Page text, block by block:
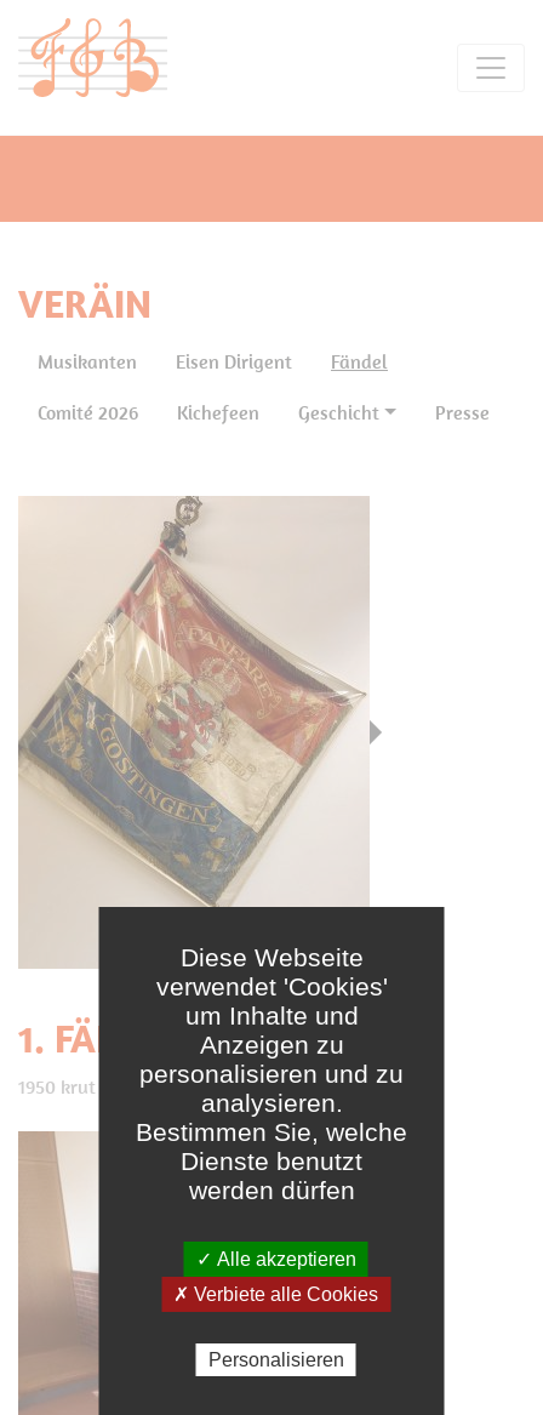
VERÄIN
Musikanten Eisen Dirigent Fändel
Comité 2026 Kichefeen Geschicht Presse
1. FÄNDEL
1950 krut de Veräin säin 1. Fändel.
Diese Webseite
verwendet 'Cookies'
um Inhalte und
Anzeigen zu
personalisieren und zu
analysieren.
Bestimmen Sie, welche
Dienste benutzt
werden dürfen
✓ Alle akzeptieren
✗ Verbiete alle Cookies
Personalisieren